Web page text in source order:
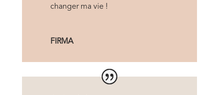
changer ma vie !
FIRMA